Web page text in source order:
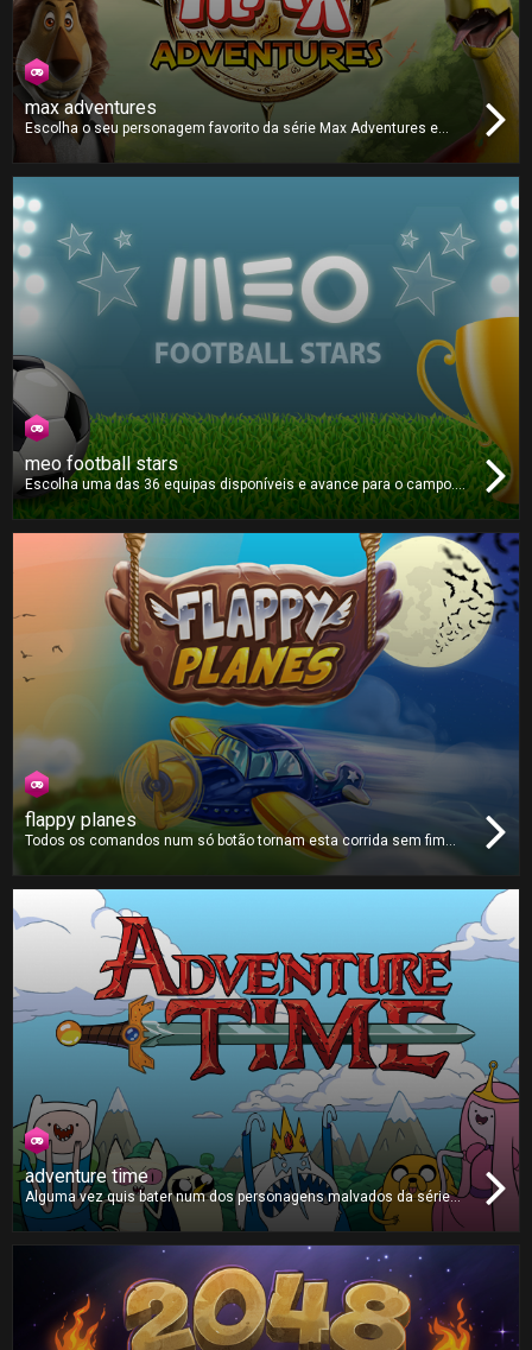
max adventures
Escolha o seu personagem favorito da série Max Adventures e
jogue com os seus amigos neste jogo de tabuleiro imprevisível.
Atire o dado e vença os seus opositores até à linha de chegada!
meo football stars
Escolha uma das 36 equipas disponíveis e avance para o campo.
Este jogo de futebol é puramente baseado em estratégia e em
jogadas corretas e tome as melhores decisões para vencer o
flappy planes
Todos os comandos num só botão tornam esta corrida sem fim
muito fácil de aprender mas difícil de dominar. Evite todos os
ao longo do caminho e poderá escolher e comprar novos e únicos
aviões!
adventure time
Alguma vez quis bater num dos personagens malvados da série
Adventure Time? Então este é o jogo ideal para si. Perderá pontos
os outros personagens valem muitos pontos, por isso pegue no
seu controlo remoto e comece a esmagar!